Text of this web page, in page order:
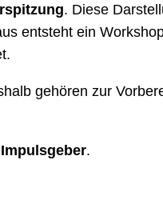
. Diese
entsteht ein
gehören zur
Impulsgeber.